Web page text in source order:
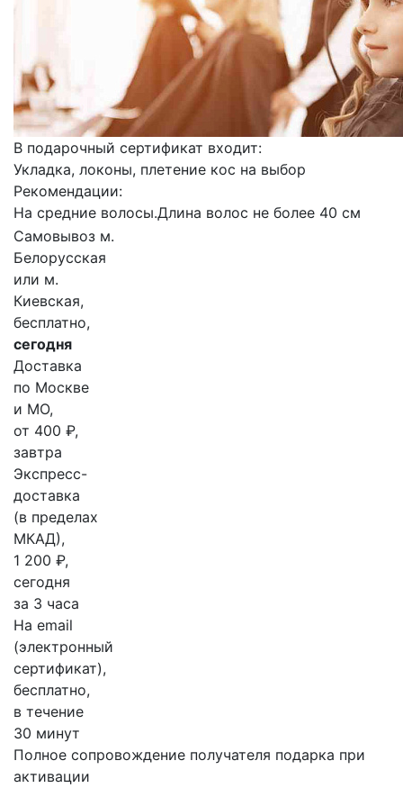
В подарочный сертификат входит:
Укладка, локоны, плетение кос на выбор
Рекомендации:
На средние волосы.Длина волос не более 40 см
Самовывоз м.
Белорусская
или м.
Киевская,
бесплатно,
сегодня
Доставка
по Москве
и МО,
от 400 ₽,
завтра
Экспресс-
доставка
(в пределах
МКАД),
1 200 ₽,
сегодня
за 3 часа
На email
(электронный
сертификат),
бесплатно,
в течение
30 минут
Полное сопровождение получателя подарка при
активации